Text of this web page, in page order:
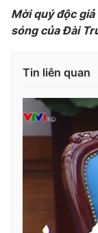
VTV Money
VTV Sức khoẻ
Thị trường 24h
Liên hệ tòa
Mời quý độc
sóng của Đài
Tin liên quan